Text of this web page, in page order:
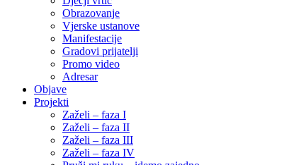
Obrazovanje
Vjerske ustanove
Manifestacije
Gradovi prijatelji
Promo video
Adresar
Objave
Projekti
Zaželi – faza I
Zaželi – faza II
Zaželi – faza III
Zaželi – faza IV